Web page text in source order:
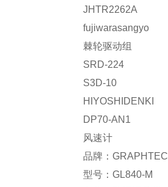
JHTR2262A
fujiwarasangyo
棘轮驱动组
SRD-224
S3D-10
HIYOSHIDENKI
DP70-AN1
风速计
品牌：GRAPHTEC
型号：GL840-M